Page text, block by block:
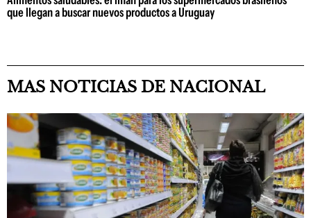
que llegan a buscar nuevos productos a Uruguay
MAS NOTICIAS DE NACIONAL